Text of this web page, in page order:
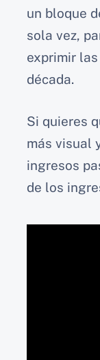
un bloque
sola vez,
exprimir
década.
Si quieres
más visual
ingresos
de los